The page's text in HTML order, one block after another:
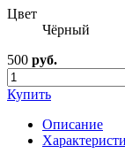
Цвет
Чёрный
500 руб.
Купить
Описание